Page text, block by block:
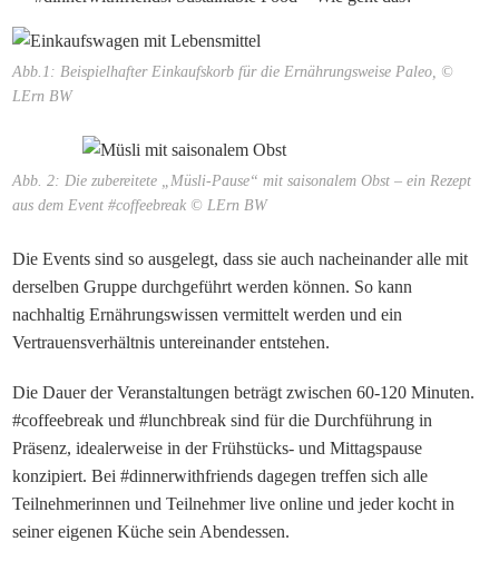
Abb.1: Beispielhafter Einkaufskorb für die Ernährungsweise Paleo, ©
LErn BW
Abb. 2: Die zubereitete „Müsli-Pause“ mit saisonalem Obst – ein Rezept
aus dem Event #coffeebreak © LErn BW
Die Events sind so ausgelegt, dass sie auch nacheinander alle mit
derselben Gruppe durchgeführt werden können. So kann
nachhaltig Ernährungswissen vermittelt werden und ein
Vertrauensverhältnis untereinander entstehen.
Die Dauer der Veranstaltungen beträgt zwischen 60-120 Minuten.
#coffeebreak und #lunchbreak sind für die Durchführung in
Präsenz, idealerweise in der Frühstücks- und Mittagspause
konzipiert. Bei #dinnerwithfriends dagegen treffen sich alle
Teilnehmerinnen und Teilnehmer live online und jeder kocht in
seiner eigenen Küche sein Abendessen.